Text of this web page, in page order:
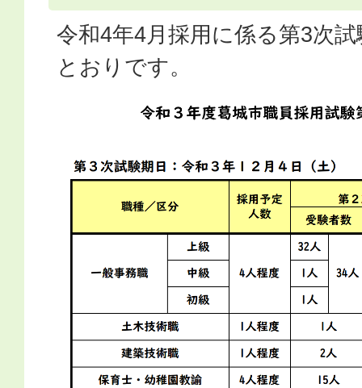
令和4年4月採用に係る第3次
とおりです。